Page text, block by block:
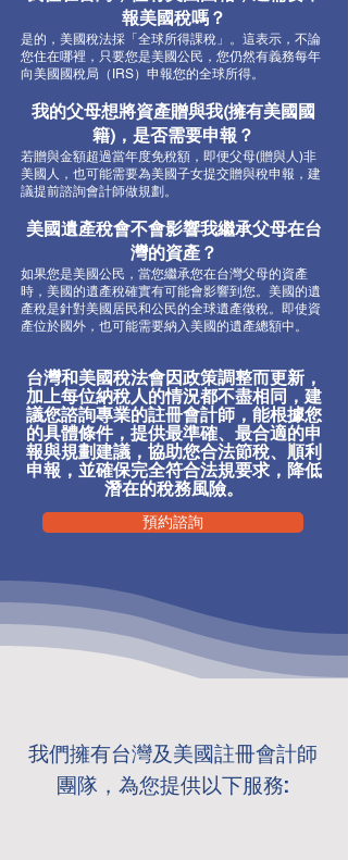
報美國稅嗎？
是的，美國稅法採「全球所得課稅」。這表示，不論
您住在哪裡，只要您是美國公民，您仍然有義務每年
向美國國稅局（IRS）申報您的全球所得。
我的父母想將資產贈與我(擁有美國國
籍)，是否需要申報？
若贈與金額超過當年度免稅額，即便父母(贈與人)非
美國人，也可能需要為美國子女提交贈與稅申報，建
議提前諮詢會計師做規劃。
美國遺產稅會不會影響我繼承父母在台
灣的資產？
如果您是美國公民，當您繼承您在台灣父母的資產
時，美國的遺產稅確實有可能會影響到您。美國的遺
產稅是針對美國居民和公民的全球遺產徵稅。即使資
產位於國外，也可能需要納入美國的遺產總額中。
台灣和美國稅法會因政策調整而更新，
加上每位納稅人的情況都不盡相同，建
議您諮詢專業的註冊會計師，能根據您
的具體條件，提供最準確、最合適的申
報與規劃建議，協助您合法節稅、順利
申報，並確保完全符合法規要求，降低
潛在的稅務風險。
預約諮詢
我們擁有台灣及美國註冊會計師
團隊，為您提供以下服務: